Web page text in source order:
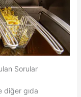
Sorular
diğer gıda